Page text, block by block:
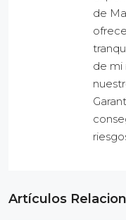
de
de mi
Artículos